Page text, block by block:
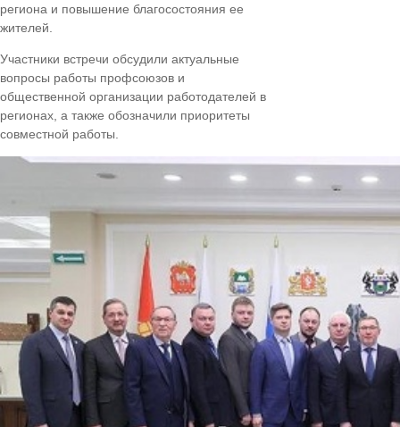
региона и повышение благосостояния ее
жителей.
Участники встречи обсудили актуальные
вопросы работы профсоюзов и
общественной организации работодателей в
регионах, а также обозначили приоритеты
совместной работы.